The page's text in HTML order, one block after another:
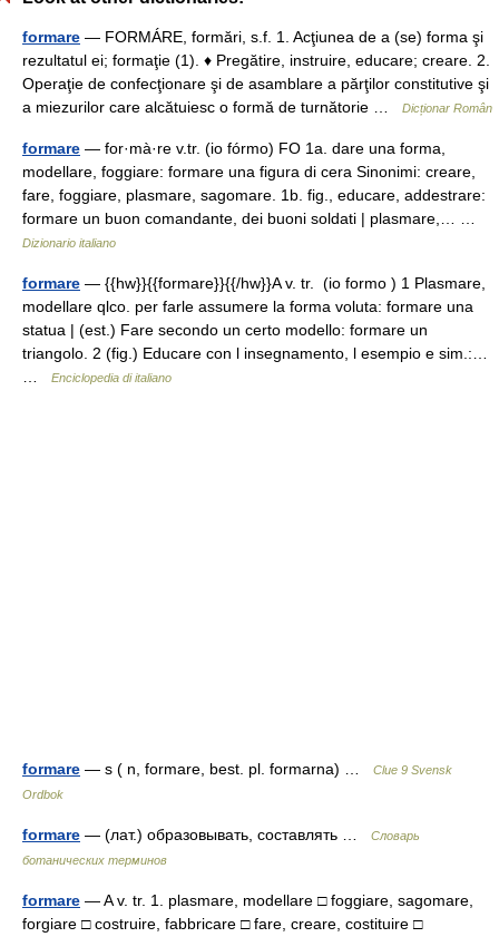
formare — FORMÁRE, formări, s.f. 1. Acţiunea de a (se) forma şi
rezultatul ei; formaţie (1). ♦ Pregătire, instruire, educare; creare. 2.
Operaţie de confecţionare şi de asamblare a părţilor constitutive şi
a miezurilor care alcătuiesc o formă de turnătorie …
Dicționar Român
formare — for·mà·re v.tr. (io fórmo) FO 1a. dare una forma,
modellare, foggiare: formare una figura di cera Sinonimi: creare,
fare, foggiare, plasmare, sagomare. 1b. fig., educare, addestrare:
formare un buon comandante, dei buoni soldati | plasmare,… …
Dizionario italiano
formare — {{hw}}{{formare}}{{/hw}}A v. tr. (io formo ) 1 Plasmare,
modellare qlco. per farle assumere la forma voluta: formare una
statua | (est.) Fare secondo un certo modello: formare un
triangolo. 2 (fig.) Educare con l insegnamento, l esempio e sim.:…
Enciclopedia di italiano
formare — s ( n, formare, best. pl. formarna) …
Clue 9 Svensk
Ordbok
formare — (лат.) образовывать, составлять …
Словарь
ботанических терминов
formare — A v. tr. 1. plasmare, modellare □ foggiare, sagomare,
forgiare □ costruire, fabbricare □ fare, creare, costituire □